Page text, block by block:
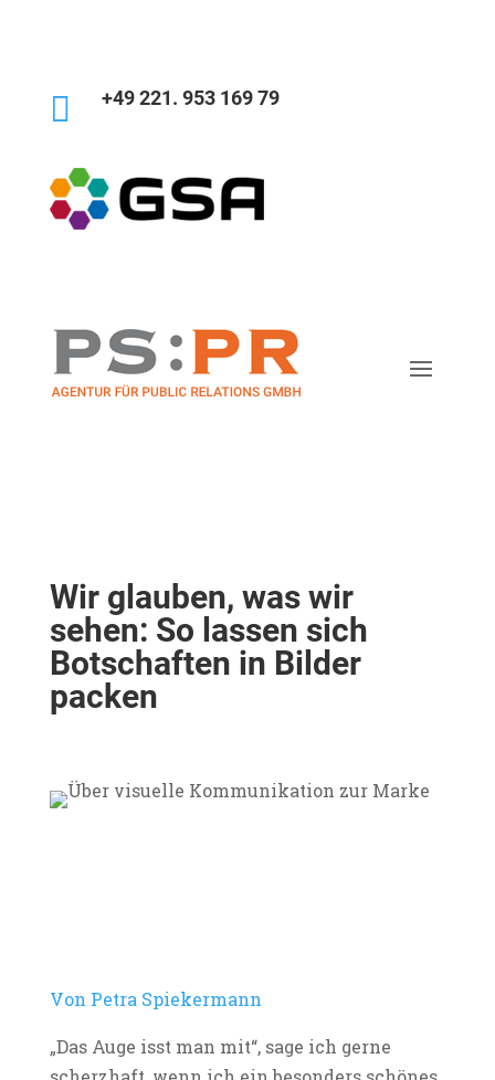
 +49 221. 953 169 79
Wir glauben, was wir
sehen: So lassen sich
Botschaften in Bilder
packen
Von Petra Spiekermann
„Das Auge isst man mit“, sage ich gerne